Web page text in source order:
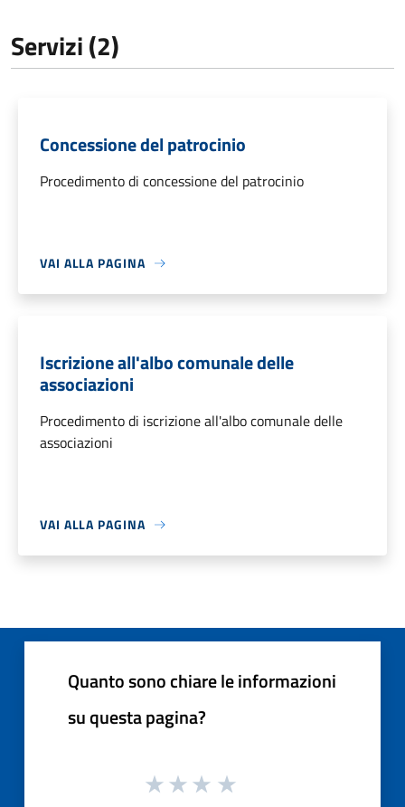
Servizi (2)
Concessione del patrocinio
Procedimento di concessione del patrocinio
VAI ALLA PAGINA
Iscrizione all'albo comunale delle
associazioni
Procedimento di iscrizione all'albo comunale delle
associazioni
VAI ALLA PAGINA
Quanto sono chiare le informazioni
su questa pagina?